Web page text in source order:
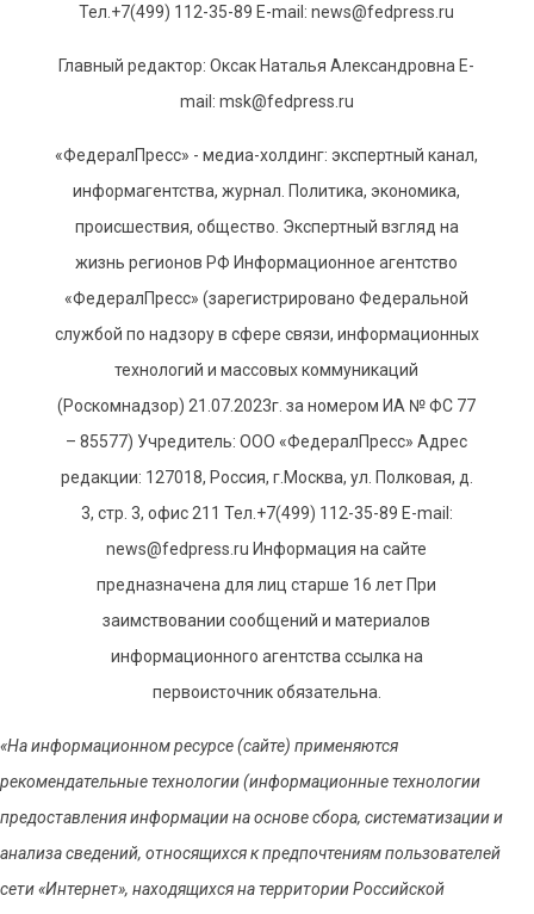
Тел.+7(499) 112-35-89 E-mail: news@fedpress.ru
Главный редактор: Оксак Наталья Александровна E-
mail: msk@fedpress.ru
«ФедералПресс» - медиа-холдинг: экспертный канал,
информагентства, журнал. Политика, экономика,
происшествия, общество. Экспертный взгляд на
жизнь регионов РФ Информационное агентство
«ФедералПресс» (зарегистрировано Федеральной
службой по надзору в сфере связи, информационных
технологий и массовых коммуникаций
(Роскомнадзор) 21.07.2023г. за номером ИА № ФС 77
– 85577) Учредитель: ООО «ФедералПресс» Адрес
редакции: 127018, Россия, г.Москва, ул. Полковая, д.
3, стр. 3, офис 211 Тел.+7(499) 112-35-89 E-mail:
news@fedpress.ru Информация на сайте
предназначена для лиц старше 16 лет При
заимствовании сообщений и материалов
информационного агентства ссылка на
первоисточник обязательна.
«На информационном ресурсе (сайте) применяются
рекомендательные технологии (информационные технологии
предоставления информации на основе сбора, систематизации и
анализа сведений, относящихся к предпочтениям пользователей
сети «Интернет», находящихся на территории Российской